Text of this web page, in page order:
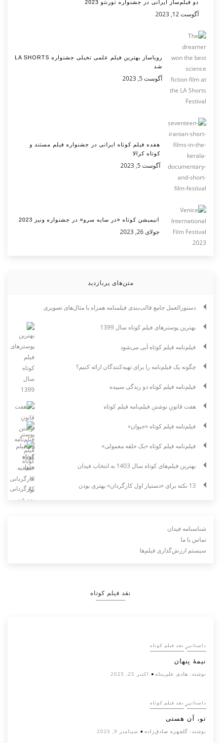
دو فیلم‌ساز ایرانی در جشنواره تورنتو 2023
آگوست 12, 2023
رویاساز بهترین فیلم علمی تخیلی جشنواره LA SHORTS
شد
آگوست 5, 2023
هفده فیلم کوتاه ایرانی در جشنواره فیلم مستند و
کوتاه کرالا
آگوست 5, 2023
انیمیشن کوتاه «در سایه سرو» در جشنواره ونیز 2023
جولای 26, 2023
متن‌های پربازدید
دستورالعمل جامع قالب‌بندی فیلمنامه همراه با مثال‌های تصویری
بهترین پوسترهای فیلم کوتاه سال 1399
فیلم‌نامه فیلم کوتاه آبی می‌شود
چگونه یک فیلم‌نامه را برای تهیه‌کنندگان ارائه کنیم؟
فیلم‌نامه فیلم کوتاه دو زندگی سپیده
هفت قانونِ نوشتن فیلم‌نامه فیلم کوتاه
فیلم‌نامه فیلم کوتاه «حیوان»
فیلم‌نامه فیلم کوتاه «یک حلقه معمولی»
بهترین فیلم‌های کوتاه سال 1403 به انتخاب فیدان
13 نکته برای «دستیار اول کارگردان» بهتری بودن
شناسنامه فیدان
تماس با ما
سیستم ارزش‌گذاری فیلم‌ها
نقد فیلم کوتاه
داستانی, نقد فیلم کوتاه
نیمۀ پنهان
نوشته: هادی علی‌پناه اکتبر 25, 2025
داستانی, نقد فیلم کوتاه
تو، آن هستی
نوشته: گلچهره صادق‌زاده سپتامبر 9, 2025